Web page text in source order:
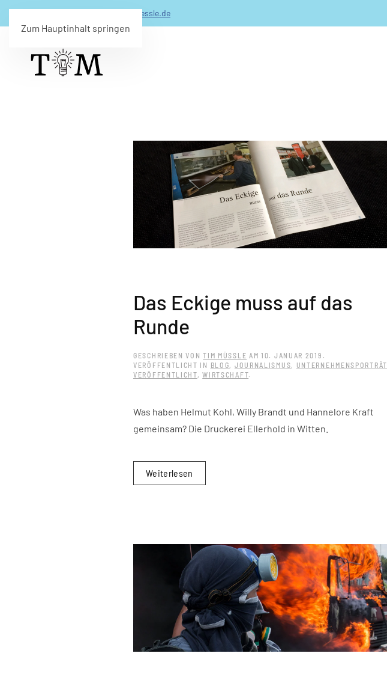
Zum Hauptinhalt springen
info(@)timmuessle.de
Das Eckige muss auf das
Runde
GESCHRIEBEN VONTIM MÜSSLE AM10. JANUAR 2019 .
VERÖFFENTLICHT IN BLOG, JOURNALISMUS, UNTERNEHMENSPORTRÄT
VERÖFFENTLICHT,WIRTSCHAFT.
Was haben Helmut Kohl, Willy Brandt und Hannelore Kraft
gemeinsam? Die Druckerei Ellerhold in Witten.
Weiterlesen